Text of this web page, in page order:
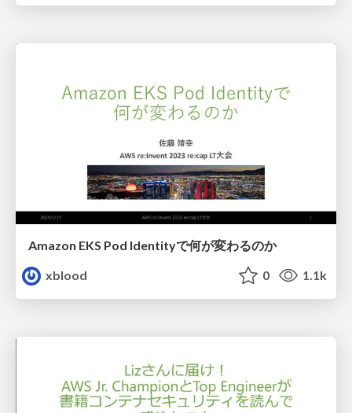
Amazon EKS Pod Identityで何が変わるのか
xblood
0 1.1k